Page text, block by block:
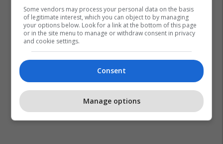
Some vendors may process your personal data on the basis
of legitimate interest, which you can object to by managing
your options below. Look for a link at the bottom of this page
or in the site menu to manage or withdraw consent in privacy
and cookie settings.
Consent
Manage options